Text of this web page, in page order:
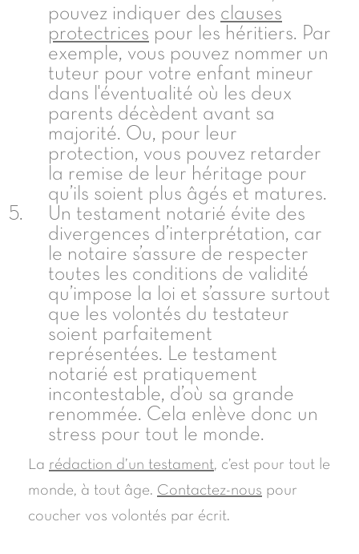
pouvez indiquer des clauses
protectrices pour les héritiers. Par
exemple, vous pouvez nommer un
tuteur pour votre enfant mineur
dans l'éventualité où les deux
parents décèdent avant sa
majorité. Ou, pour leur
protection, vous pouvez retarder
la remise de leur héritage pour
qu’ils soient plus âgés et matures.
Un testament notarié évite des
divergences d’interprétation, car
le notaire s’assure de respecter
toutes les conditions de validité
qu’impose la loi et s’assure surtout
que les volontés du testateur
soient parfaitement
représentées. Le testament
notarié est pratiquement
incontestable, d’où sa grande
renommée. Cela enlève donc un
stress pour tout le monde.
La rédaction d’un testament, c’est pour tout le
monde, à tout âge. Contactez-nous pour
coucher vos volontés par écrit.